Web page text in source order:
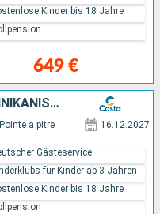
649 €
Kinder bis 18 Jahre
ANTIGUA UND BARBUDA, DOMINIKANISCHE REPUBLIK
Pointe a pitre 16.12.2027
Gästeservice
für Kinder ab 3 Jahren
Kinder bis 18 Jahre